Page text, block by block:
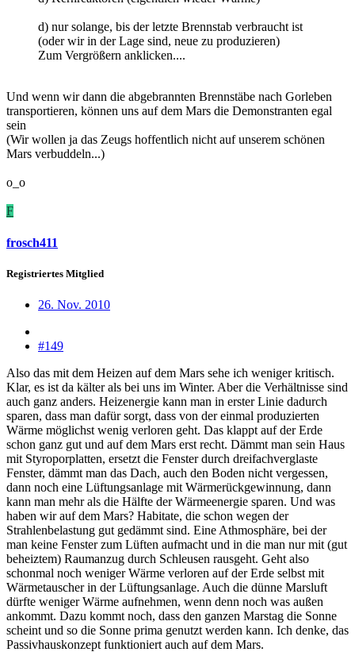
d) nur solange, bis der letzte Brennstab verbraucht ist
(oder wir in der Lage sind, neue zu produzieren)
Zum Vergrößern anklicken....
Und wenn wir dann die abgebrannten Brennstäbe nach Gorleben
transportieren, können uns auf dem Mars die Demonstranten egal
sein
(Wir wollen ja das Zeugs hoffentlich nicht auf unserem schönen
Mars verbuddeln...)
o_o
F
frosch411
Registriertes Mitglied
26. Nov. 2010
#149
Also das mit dem Heizen auf dem Mars sehe ich weniger kritisch.
Klar, es ist da kälter als bei uns im Winter. Aber die Verhältnisse sind
auch ganz anders. Heizenergie kann man in erster Linie dadurch
sparen, dass man dafür sorgt, dass von der einmal produzierten
Wärme möglichst wenig verloren geht. Das klappt auf der Erde
schon ganz gut und auf dem Mars erst recht. Dämmt man sein Haus
mit Styroporplatten, ersetzt die Fenster durch dreifachverglaste
Fenster, dämmt man das Dach, auch den Boden nicht vergessen,
dann noch eine Lüftungsanlage mit Wärmerückgewinnung, dann
kann man mehr als die Hälfte der Wärmeenergie sparen. Und was
haben wir auf dem Mars? Habitate, die schon wegen der
Strahlenbelastung gut gedämmt sind. Eine Athmosphäre, bei der
man keine Fenster zum Lüften aufmacht und in die man nur mit (gut
beheiztem) Raumanzug durch Schleusen rausgeht. Geht also
schonmal noch weniger Wärme verloren auf der Erde selbst mit
Wärmetauscher in der Lüftungsanlage. Auch die dünne Marsluft
dürfte weniger Wärme aufnehmen, wenn denn noch was außen
ankommt. Dazu kommt noch, dass den ganzen Marstag die Sonne
scheint und so die Sonne prima genutzt werden kann. Ich denke, das
Passivhauskonzept funktioniert auch auf dem Mars.